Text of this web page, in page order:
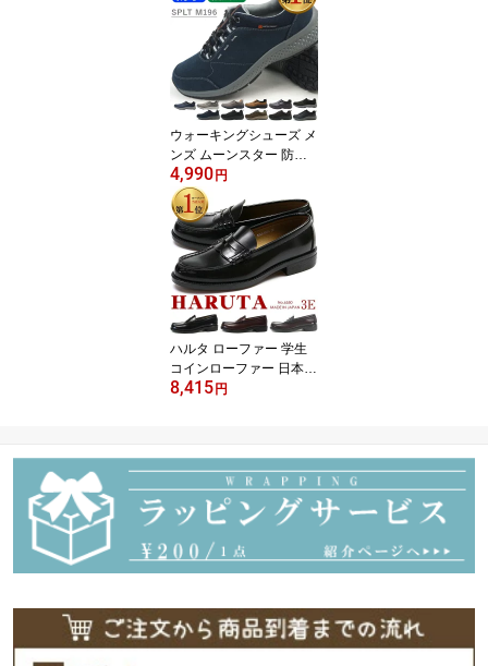
ウォーキングシューズ メ
ンズ ムーンスター 防水
幅広 4E 疲れない 外反母
趾 甲高 通勤 歩きやすい
靴 カジュアル 黒 茶 紺 ブ
ラック ブラウン カーキ
ネイビー アウトドア 登
山 MOONSTAR SPLT M1
96
4,990 円
ハルタ ローファー 学生
コインローファー 日本製
幅広 3E 通学 高校生 中学
ラウン 茶 haruta HARUT
A 6550
8,415 円